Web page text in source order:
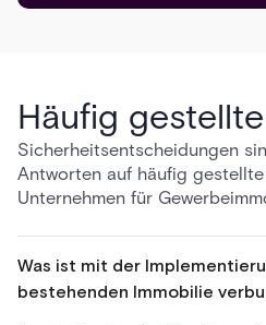
Häufig
Sicherheitsentscheidungen
Antworten auf häufig
Unternehmen für
Was ist mit der
bestehenden Immobilie